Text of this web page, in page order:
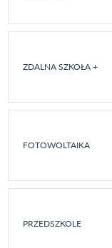
ZDALNA SZKOŁA +
FOTOWOLTAIKA
PRZEDSZKOLE